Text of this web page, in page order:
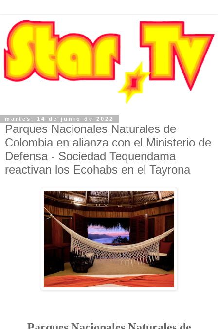
martes, 14 de junio de 2022
Parques Nacionales Naturales de
Colombia en alianza con el Ministerio de
Defensa - Sociedad Tequendama
reactivan los Ecohabs en el Tayrona